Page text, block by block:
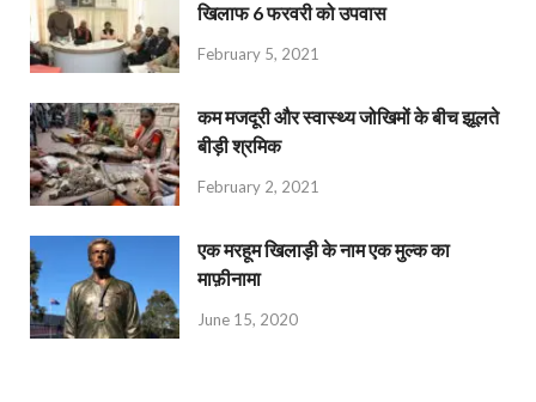
खिलाफ 6 फरवरी को उपवास
February 5, 2021
कम मजदूरी और स्वास्थ्य जोखिमों के बीच झूलते
बीड़ी श्रमिक
February 2, 2021
एक मरहूम खिलाड़ी के नाम एक मुल्क का
माफ़ीनामा
June 15, 2020